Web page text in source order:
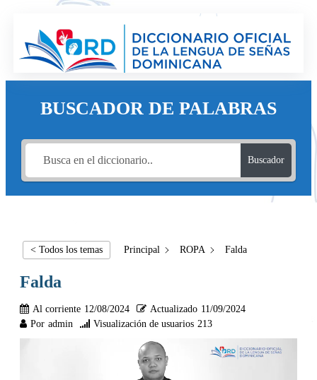
BUSCADOR DE PALABRAS
Buscador
< Todos los temas Principal ROPA Falda
Falda
Al corriente 12/08/2024 Actualizado 11/09/2024
Por admin Visualización de usuarios 213